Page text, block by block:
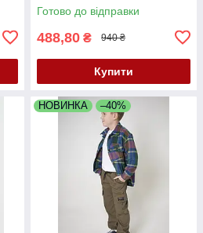
Готово до відправки
488,80 ₴ 940 ₴
Купити
НОВИНКА –40%